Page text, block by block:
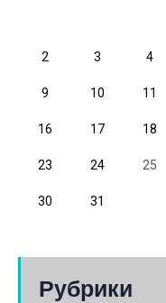
2 3 4
9 10 11
16 17 18
23 24 25
30
31
Рубрики